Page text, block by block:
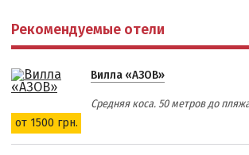
Рекомендуемые отели
от 1500 грн.
Вилла «АЗОВ»
Средняя коса. 50 метров до